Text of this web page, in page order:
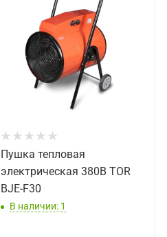
Пушка тепловая
электрическая 380В TOR
BJE-F30
В наличии: 1